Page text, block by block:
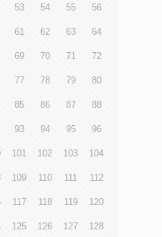
53 54 55 56
61 62 63 64
69 70 71 72
77 78 79 80
85 86 87 88
93 94 95 96
101 102 103 104
109 110 111 112
117 118 119 120
125 126 127 128